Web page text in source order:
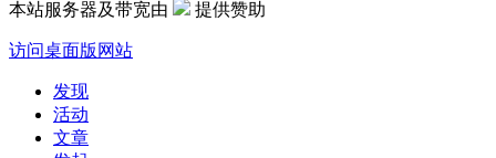
本站服务器及带宽由 提供赞助
访问桌面版网站
发现
活动
文章